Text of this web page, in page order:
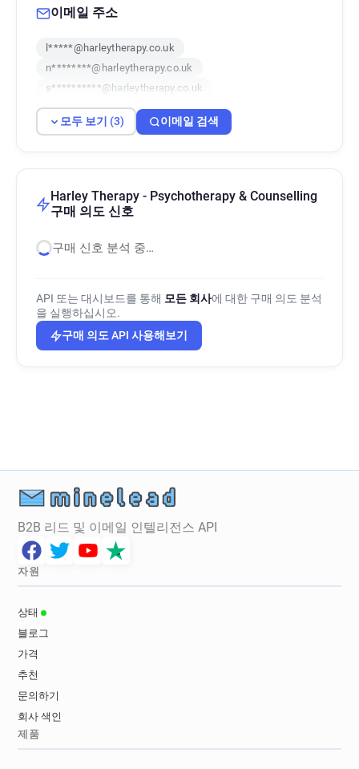
이메일 주소
l*****@harleytherapy.co.uk
n********@harleytherapy.co.uk
s**********@harleytherapy.co.uk
모두 보기 (3) 이메일 검색
Harley Therapy - Psychotherapy & Counselling
구매 의도 신호
구매 신호 분석 중…
API 또는 대시보드를 통해 모든 회사에 대한 구매 의도 분석
을 실행하십시오.
구매 의도 API 사용해보기
B2B 리드 및 이메일 인텔리전스 API
자원
상태
블로그
가격
추천
문의하기
회사 색인
제품